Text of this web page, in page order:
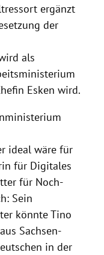
ergänzt
der
als
Esken wird.
ideal wäre für
für Digitales
für Noch-
Sein
könnte Tino
Sachsen-
in der